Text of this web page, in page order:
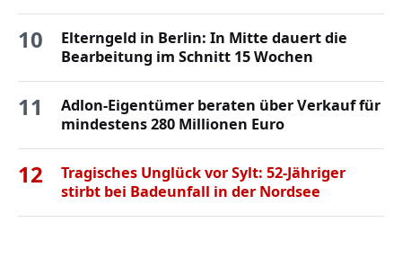
10
Elterngeld in Berlin: In Mitte dauert die
Bearbeitung im Schnitt 15 Wochen
11
Adlon-Eigentümer beraten über Verkauf für
mindestens 280 Millionen Euro
12
Tragisches Unglück vor Sylt: 52-Jähriger
stirbt bei Badeunfall in der Nordsee